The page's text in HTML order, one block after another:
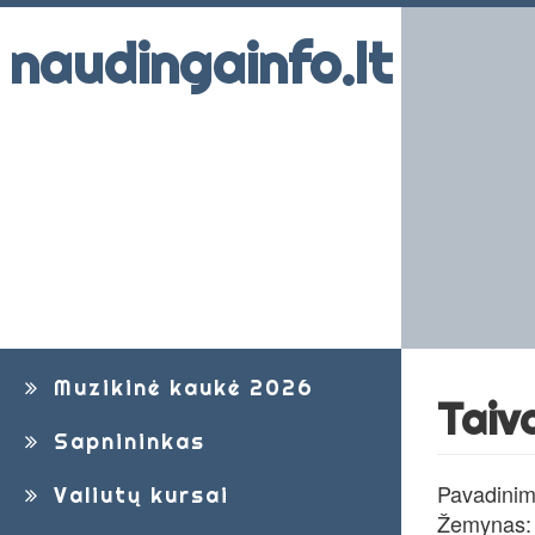
naudingainfo.lt
Muzikinė kaukė 2026
Sapnininkas
Valiutų kursai